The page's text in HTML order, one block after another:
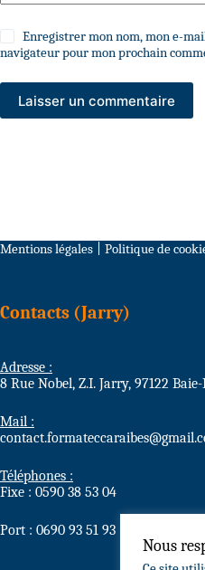
Enregistrer mon nom, mon e-
navigateur pour mon prochain
Laisser un commentaire
Mentions légales Politique de
Contacts (Jarry)
Adresse :
8 Rue Nobel, Z.I. Jarry, 97122
Mail :
Téléphones :
Fixe : 0590 38 53 04
Port : 0690 93 51 93
Nous